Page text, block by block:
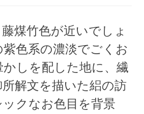
煤竹色が近いでしょ
紫色系の濃淡でごくお
しを配した地に、繊
解文を描いた絽の訪
クなお色目を背景